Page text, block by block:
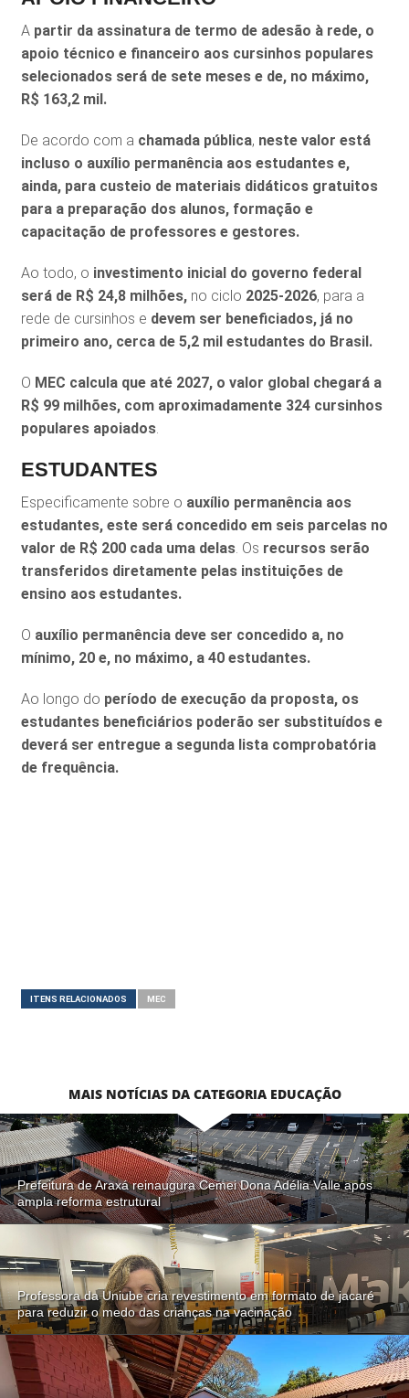
A partir da assinatura de termo de adesão à rede, o
apoio técnico e financeiro aos cursinhos populares
selecionados será de sete meses e de, no máximo,
R$ 163,2 mil.
De acordo com a chamada pública, neste valor está
incluso o auxílio permanência aos estudantes e,
ainda, para custeio de materiais didáticos gratuitos
para a preparação dos alunos, formação e
capacitação de professores e gestores.
Ao todo, o investimento inicial do governo federal
será de R$ 24,8 milhões, no ciclo 2025-2026, para a
rede de cursinhos e devem ser beneficiados, já no
primeiro ano, cerca de 5,2 mil estudantes do Brasil.
O MEC calcula que até 2027, o valor global chegará a
R$ 99 milhões, com aproximadamente 324 cursinhos
populares apoiados.
ESTUDANTES
Especificamente sobre o auxílio permanência aos
estudantes, este será concedido em seis parcelas no
valor de R$ 200 cada uma delas. Os recursos serão
transferidos diretamente pelas instituições de
ensino aos estudantes.
O auxílio permanência deve ser concedido a, no
mínimo, 20 e, no máximo, a 40 estudantes.
Ao longo do período de execução da proposta, os
estudantes beneficiários poderão ser substituídos e
deverá ser entregue a segunda lista comprobatória
de frequência.
ITENS RELACIONADOS MEC
MAIS NOTÍCIAS DA CATEGORIA EDUCAÇÃO
Prefeitura de Araxá reinaugura Cemei Dona Adélia Valle após
ampla reforma estrutural
Professora da Uniube cria revestimento em formato de jacaré
para reduzir o medo das crianças na vacinação